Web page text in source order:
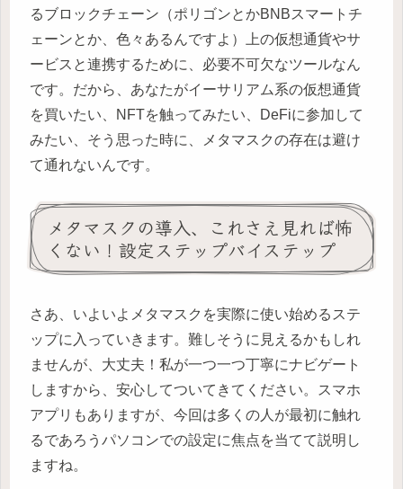
るブロックチェーン（ポリゴンとかBNBスマートチ
ェーンとか、色々あるんですよ）上の仮想通貨やサ
ービスと連携するために、必要不可欠なツールなん
です。だから、あなたがイーサリアム系の仮想通貨
を買いたい、NFTを触ってみたい、DeFiに参加して
みたい、そう思った時に、メタマスクの存在は避け
て通れないんです。
メタマスクの導入、これさえ見れば怖
くない！設定ステップバイステップ
さあ、いよいよメタマスクを実際に使い始めるステ
ップに入っていきます。難しそうに見えるかもしれ
ませんが、大丈夫！私が一つ一つ丁寧にナビゲート
しますから、安心してついてきてください。スマホ
アプリもありますが、今回は多くの人が最初に触れ
るであろうパソコンでの設定に焦点を当てて説明し
ますね。